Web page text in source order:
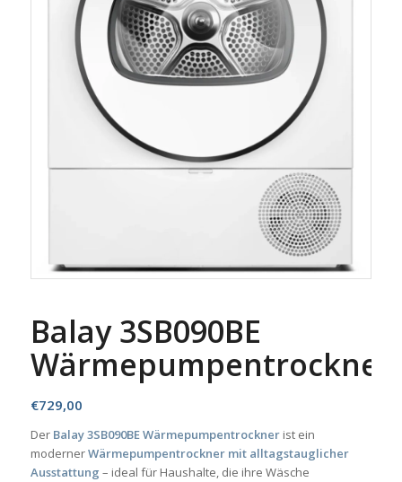
Balay 3SB090BE
Wärmepumpentrockner
€729,00
Der Balay 3SB090BE Wärmepumpentrocknerist ein
modernerWärmepumpentrockner mit alltagstauglicher
Ausstattung – ideal für Haushalte, die ihre Wäsche